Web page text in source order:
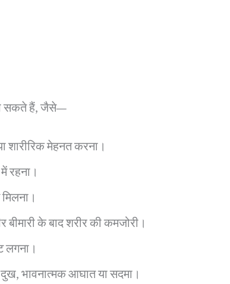
सकते हैं, जैसे—
मेहनत करना।
रहना।
के बाद शरीर की कमजोरी।
लगना।
भावनात्मक आघात या सदमा।